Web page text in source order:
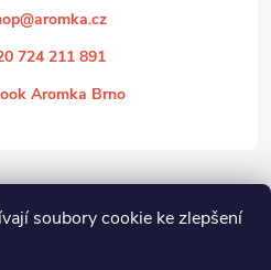
soubory cookie ke zlepšení
@aromka.cz
724 211 891
Aromka Brno